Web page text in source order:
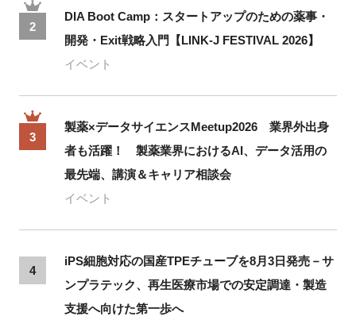
2
DIA Boot Camp：スタートアップのための薬事・
開発・Exit戦略入門【LINK-J FESTIVAL 2026】
イベント
3
製薬×データサイエンスMeetup2026 業界外出身
者も活躍！ 製薬業界におけるAI、データ活用の
最先端、講演＆キャリア相談会
イベント
4
iPS細胞対応の国産TPEチューブを8月3日発売－サ
ンプラテック、再生医療市場での安定調達・製造
支援へ向けた第一歩へ